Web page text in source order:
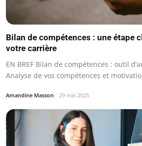
Bilan de compétences : une étape
votre carrière
EN BREF Bilan de compétences : outil
Analyse de vos compétences et
Amandine Masson 29 mai 2025